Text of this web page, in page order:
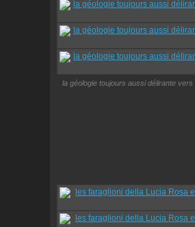
la géologie toujours aussi délirante